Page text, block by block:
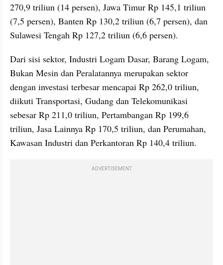
270,9 triliun (14 persen), Jawa Timur Rp 145,1 triliun
(7,5 persen), Banten Rp 130,2 triliun (6,7 persen), dan
Sulawesi Tengah Rp 127,2 triliun (6,6 persen).
Dari sisi sektor, Industri Logam Dasar, Barang Logam,
Bukan Mesin dan Peralatannya merupakan sektor
dengan investasi terbesar mencapai Rp 262,0 triliun,
diikuti Transportasi, Gudang dan Telekomunikasi
sebesar Rp 211,0 triliun, Pertambangan Rp 199,6
triliun, Jasa Lainnya Rp 170,5 triliun, dan Perumahan,
Kawasan Industri dan Perkantoran Rp 140,4 triliun.
ADVERTISEMENT